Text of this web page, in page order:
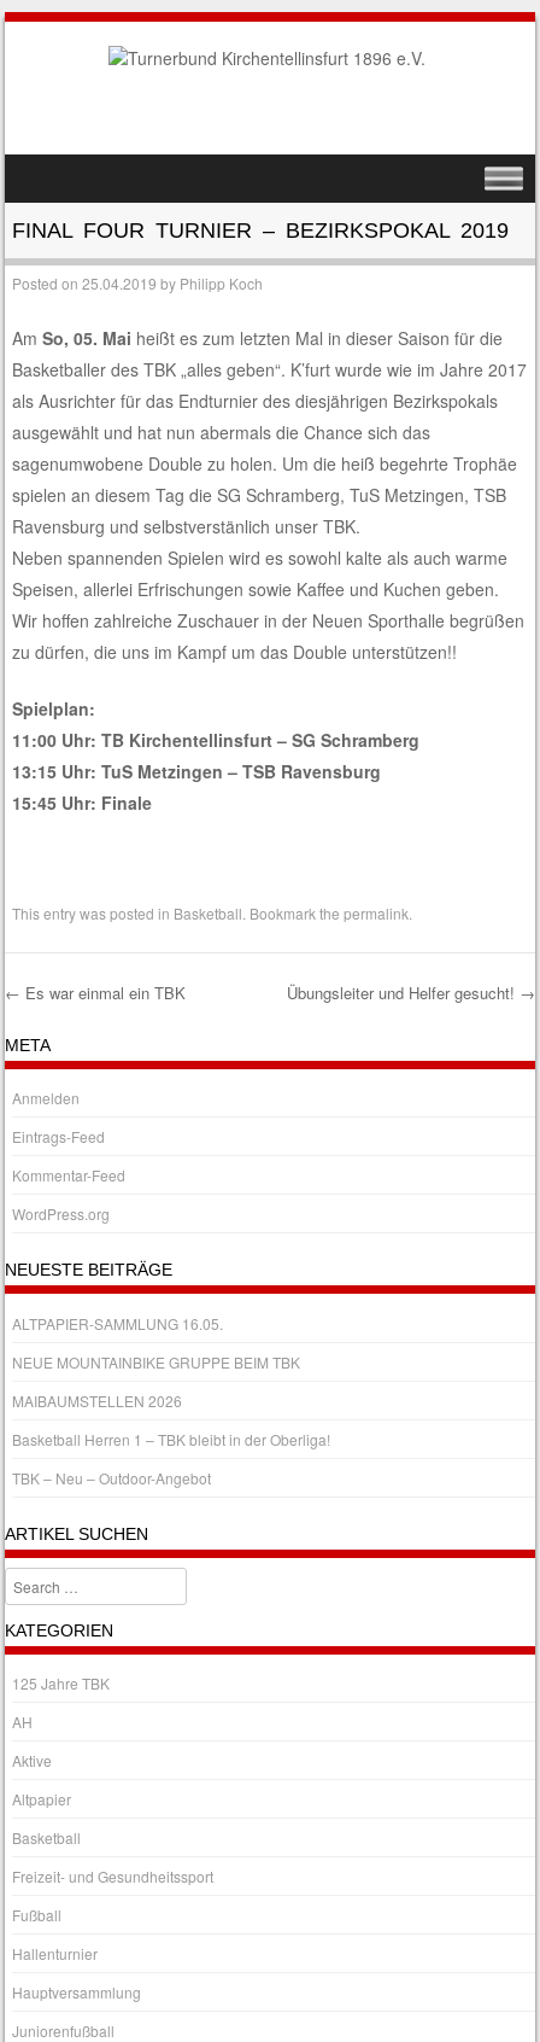
MENU
FINAL FOUR TURNIER – BEZIRKSPOKAL 2019
Posted on25.04.2019 by Philipp Koch
AmSo, 05. Mai heißt es zum letzten Mal in dieser Saison für die
Basketballer des TBK „alles geben“. K’furt wurde wie im Jahre 2017
als Ausrichter für das Endturnier des diesjährigen Bezirkspokals
ausgewählt und hat nun abermals die Chance sich das
sagenumwobene Double zu holen. Um die heiß begehrte Trophäe
spielen an diesem Tag die SG Schramberg, TuS Metzingen, TSB
Ravensburg und selbstverstänlich unser TBK.
Neben spannenden Spielen wird es sowohl kalte als auch warme
Speisen, allerlei Erfrischungen sowie Kaffee und Kuchen geben.
Wir hoffen zahlreiche Zuschauer in der Neuen Sporthalle begrüßen
zu dürfen, die uns im Kampf um das Double unterstützen!!
Spielplan:
11:00 Uhr: TB Kirchentellinsfurt – SG Schramberg
13:15 Uhr: TuS Metzingen – TSB Ravensburg
15:45 Uhr: Finale
This entry was posted in Basketball . Bookmark thepermalink
Post navigation
← Es war einmal ein TBK Übungsleiter und Helfer gesucht! →
META
Anmelden
Eintrags-Feed
Kommentar-Feed
WordPress.org
NEUESTE BEITRÄGE
ALTPAPIER-SAMMLUNG 16.05.
NEUE MOUNTAINBIKE GRUPPE BEIM TBK
MAIBAUMSTELLEN 2026
Basketball Herren 1 – TBK bleibt in der Oberliga!
TBK – Neu – Outdoor-Angebot
ARTIKEL SUCHEN
Search
KATEGORIEN
125 Jahre TBK
AH
Aktive
Altpapier
Basketball
Freizeit- und Gesundheitssport
Fußball
Hallenturnier
Hauptversammlung
Juniorenfußball